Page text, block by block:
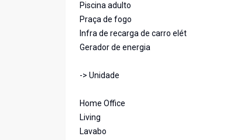
Piscina adulto
Praça de fogo
Infra de recarga de carro elét
Gerador de energia
-> Unidade
Home Office
Living
Lavabo